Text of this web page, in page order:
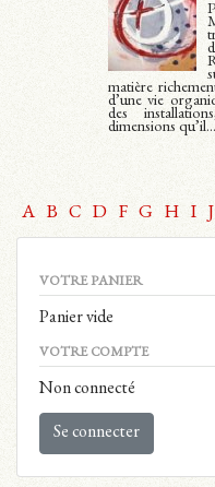
matière
d’une vie
des
dimensions qu’il...
A B C D F G H I J
VOTRE PANIER
Panier vide
VOTRE COMPTE
Non connecté
Se connecter